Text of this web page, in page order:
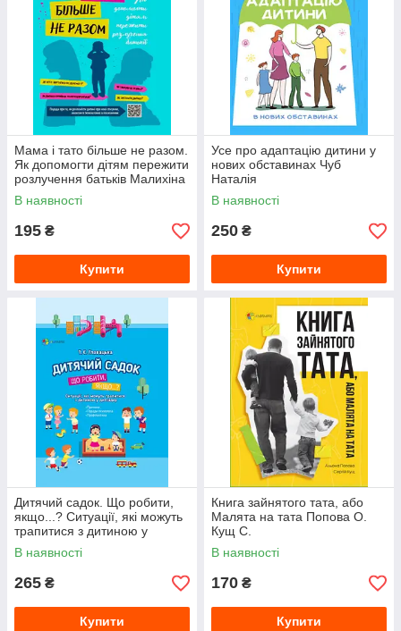
Мама і тато більше не разом.
Як допомогти дітям пережити
розлучення батьків Малихіна
М.
В наявності
195 ₴
Купити
Усе про адаптацію дитини у
нових обставинах Чуб
Наталія
В наявності
250 ₴
Купити
Дитячий садок. Що робити,
якщо...? Ситуації, які можуть
трапитися з дитиною у
дитсадку. Главацька Т.Є
В наявності
265 ₴
Купити
Книга зайнятого тата, або
Малята на тата Попова О.
Кущ С.
В наявності
170 ₴
Купити